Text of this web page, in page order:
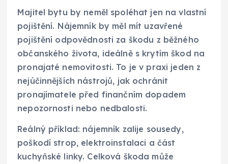
Majitel bytu by neměl spoléhat jen na vlastní
pojištění. Nájemník by měl mít uzavřené
pojištění odpovědnosti za škodu z běžného
občanského života, ideálně s krytím škod na
pronajaté nemovitosti. To je v praxi jeden z
nejúčinnějších nástrojů, jak ochránit
pronajímatele před finančním dopadem
nepozornosti nebo nedbalosti.
Reálný příklad: nájemník zalije sousedy,
poškodí strop, elektroinstalaci a část
kuchyňské linky. Celková škoda může